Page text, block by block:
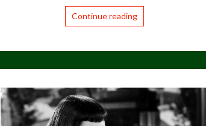
Continue reading